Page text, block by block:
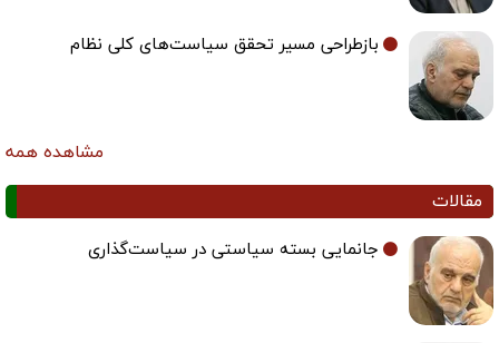
بازطراحی مسیر تحقق سیاست‌های کلی نظام
جانمایی بسته سیاستی در سیاست‌گذاری